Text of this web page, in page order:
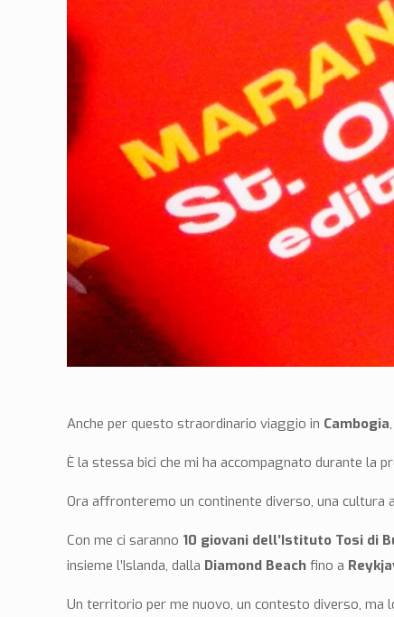
Anche per questo straordinario viaggio in Cambogia
È la stessa bici che mi ha accompagnato durante
Ora affronteremo un continente diverso, una cultura
Con me ci saranno 10 giovani dell’Istituto Tosi di
insieme l’Islanda, dalla Diamond Beach fino a
Un territorio per me nuovo, un contesto diverso, ma